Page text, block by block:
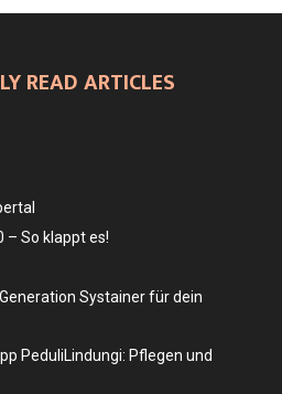
READ ARTICLES
– So klappt es!
Systainer für dein
PeduliLindungi: Pflegen und